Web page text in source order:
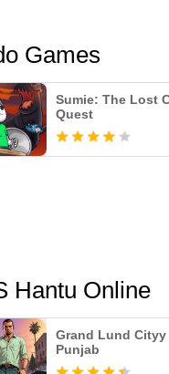
Games
Sumie: The Lost
Quest
Hantu Online
Grand Lund Cityy
Punjab